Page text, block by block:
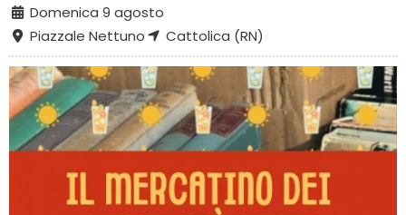
Domenica 9 agosto
Piazzale Nettuno
Cattolica (RN)